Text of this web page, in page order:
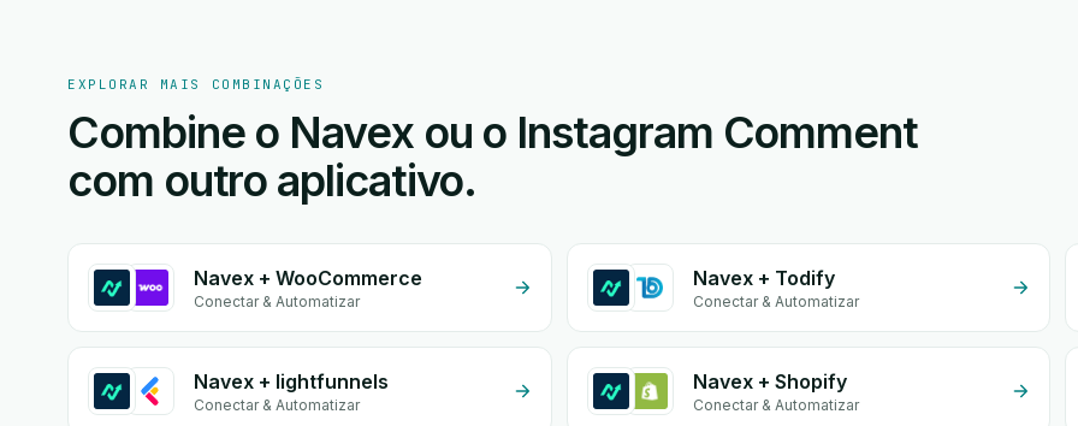
EXPLORAR MAIS COMBINAÇÕES
Combine o Navex ou o Instagram Comment
com outro aplicativo.
Navex + WooCommerce
Conectar & Automatizar
Navex + Todify
Conectar & Automatizar
Navex + lightfunnels
Conectar & Automatizar
Navex + Shopify
Conectar & Automatizar